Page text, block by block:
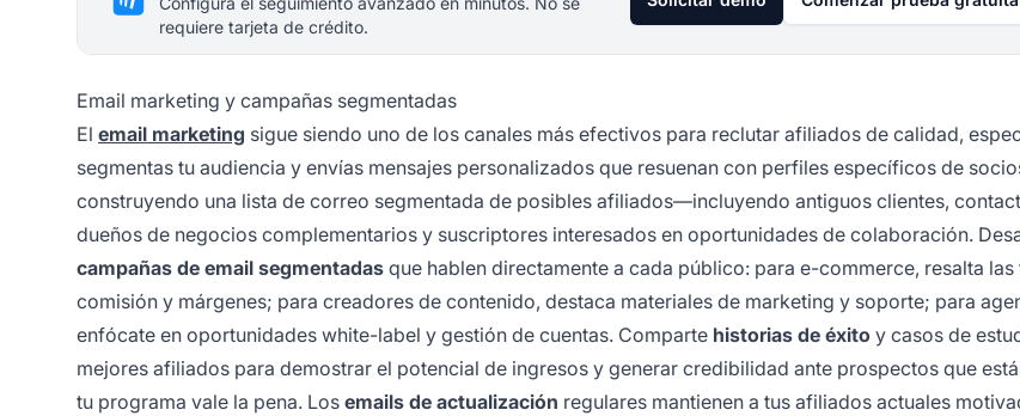
requiere tarjeta de crédito.
Email marketing y campañas segmentadas
El email marketing sigue siendo uno de los canales más efectivos para reclutar afiliados de calidad,
segmentas tu audiencia y envías mensajes personalizados que resuenan con perfiles específicos de
construyendo una lista de correo segmentada de posibles afiliados—incluyendo antiguos clientes,
dueños de negocios complementarios y suscriptores interesados en oportunidades de colaboración.
campañas de email segmentadas que hablen directamente a cada público: para e-commerce, resalta las
comisión y márgenes; para creadores de contenido, destaca materiales de marketing y soporte; para
enfócate en oportunidades white-label y gestión de cuentas. Comparte historias de éxito y casos de
mejores afiliados para demostrar el potencial de ingresos y generar credibilidad ante prospectos que
tu programa vale la pena. Los emails de actualización regulares mantienen a tus afiliados actuales